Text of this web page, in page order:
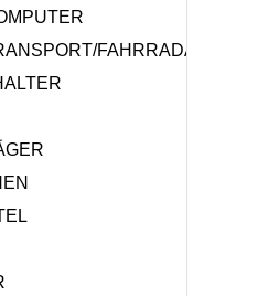
FAHRRADANHÄNGER